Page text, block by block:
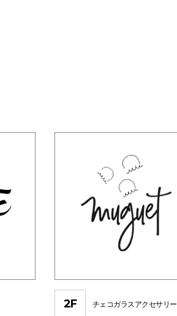
2F チェコガラスアクセサリー